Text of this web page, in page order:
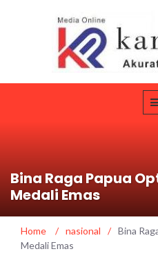
Bina Raga Papua
Medali Emas
Home / nasional / Bina
Medali Emas